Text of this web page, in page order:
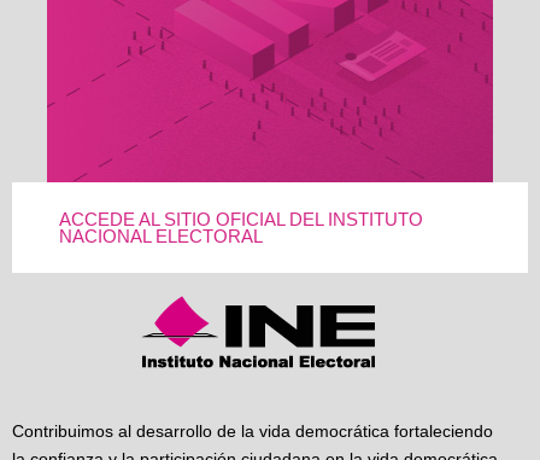
ACCEDE AL SITIO OFICIAL DEL INSTITUTO
NACIONAL ELECTORAL
Contribuimos al desarrollo de la vida democrática fortaleciendo